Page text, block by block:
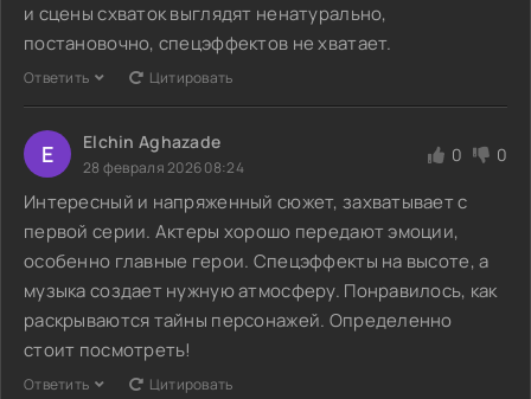
и сцены схваток выглядят ненатурально,
постановочно, спецэффектов не хватает.
Ответить Цитировать
E Elchin Aghazade
28 февраля 2026 08:24
0 0
Интересный и напряженный сюжет, захватывает с
первой серии. Актеры хорошо передают эмоции,
особенно главные герои. Спецэффекты на высоте, а
музыка создает нужную атмосферу. Понравилось, как
раскрываются тайны персонажей. Определенно
стоит посмотреть!
Ответить Цитировать